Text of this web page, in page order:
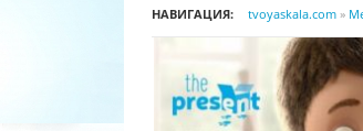
НАВИГАЦИЯ: tvoyaskala.com »